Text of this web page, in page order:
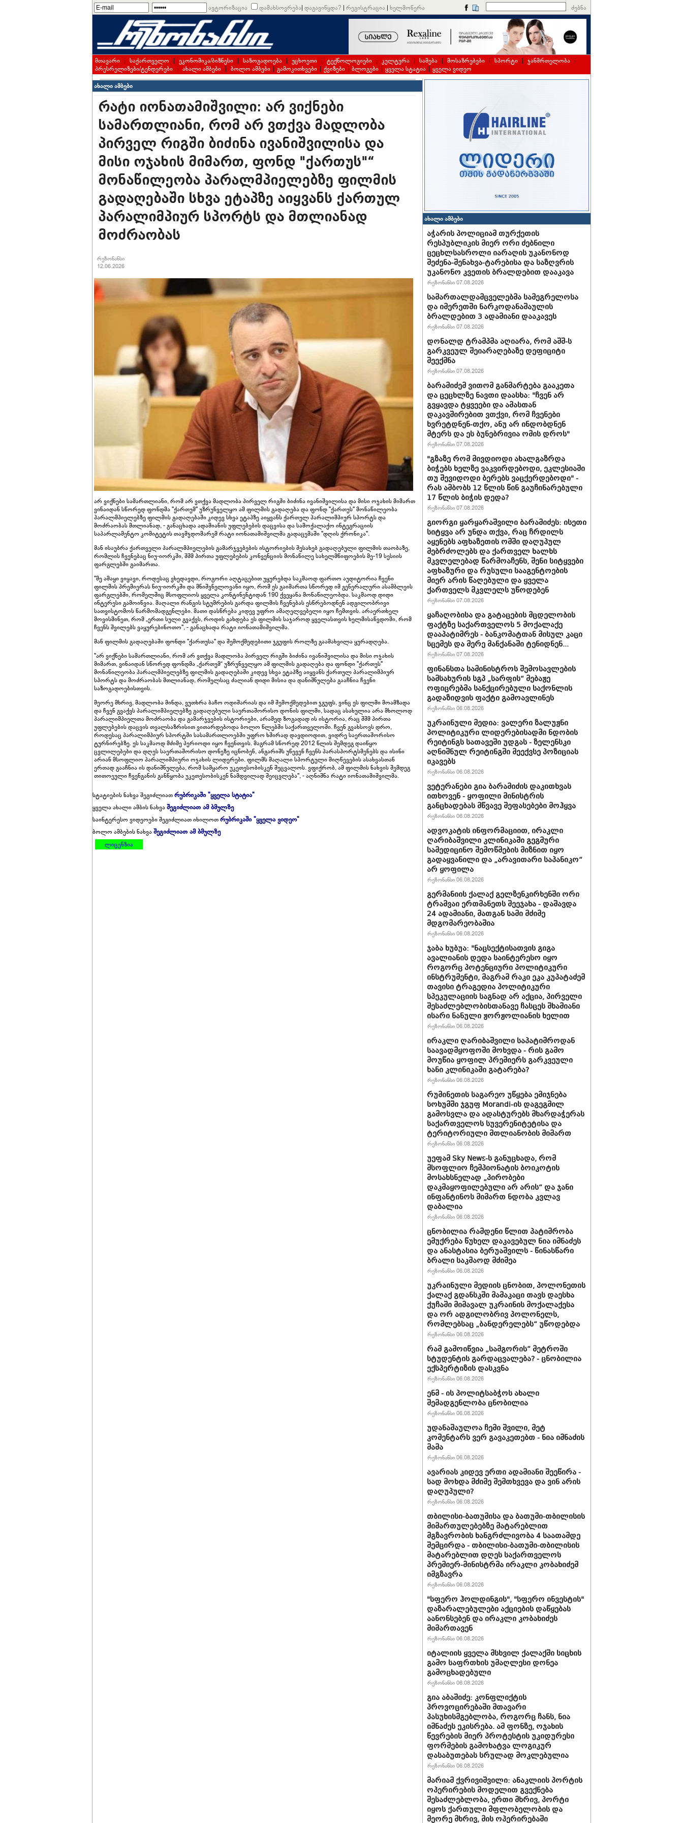
ავტორიზაცია დამახსოვრება| დაგავიწყდა? | რეგისტრაცია | ხელმოწერა ძებნა
მთავარი | საქართველო | ეკონომიკა/ბიზნესი | საზოგადოება | უცხოეთი | ტექნოლოგიები | კულტურა | სამება | მოსაზრებები | სპორტი | ჯანმრთელობა |
პრესრელიზები/ტენდერები | ახალი ამბები | ბოლო ამბები | გამოკითხვები | ქვიზები | ბლოგები | ყველა სტატია | ყველა ვიდეო
ახალი ამბები
რატი იონათამიშვილი: არ ვიქნები
სამართლიანი, რომ არ ვთქვა მადლობა
პირველ რიგში ბიძინა ივანიშვილისა და
მისი ოჯახის მიმართ, ფონდ "ქართუს"“
მონაწილეობა პარალმპიელებზე ფილმის
გადაღებაში სხვა ეტაპზე აიყვანს ქართულ
პარალიმპიურ სპორტს და მთლიანად
მოძრაობას
რეზონანსი
12.06.2026
არ ვიქნები სამართლიანი, რომ არ ვთქვა მადლობა პირველ რიგში ბიძინა ივანიშვილისა და მისი ოჯახის მიმართ
ვინაიდან სწორედ ფონდმა "ქართუმ" უზრუნველყო ამ ფილმის გადაღება და ფონდ "ქართუს" მონაწილეობა
პარალმპიელებზე ფილმის გადაღებაში კიდევ სხვა ეტაპზე აიყვანს ქართულ პარალიმპიურ სპორტს და
მოძრაობას მთლიანად, - განაცხადა ადამიანის უფლებების დაცვისა და სამოქალაქო ინტეგრაციის
საპარლამენტო კომიტეტის თავმჯდომარემ რატი იონათამიშვილმა გადაცემაში "დღის ქრონიკა".
მან ისაუბრა ქართველი პარალმპიელების გამარჯვებების ისტორიების შესახებ გადაღებული ფილმის თაობაზე,
რომლის ჩვენებაც ნიუ-იორკში, შშმ პირთა უფლებების კონვენციის მონაწილე სახელმწიფოების მე-19 სესიის
ფარგლებში გაიმართა.
"მე ამაყი ვიყავი, როდესაც ვხედავდი, როგორი აღტაცებით უყურებდა საკმაოდ ფართო აუდიტორია ჩვენი
ფილმის პრემიერას ნიუ-იორკში და მნიშვნელოვანი იყო, რომ ეს გაიმართა სწორედ იმ გენერალური ასამბლეის
ფარგლებში, რომელშიც მსოფლიოს ყველა კონტინენტიდან 190 ქვეყანა მონაწილეობდა. საკმაოდ დიდი
ინტერესი გამოიწვია. მაღალი რანგის სტუმრების გარდა ფილმის ჩვენებას ესწრებოდნენ ადგილობრივი
სათვისტომოს წარმომადგენლები. მათი დასწრება კიდევ უფრო ამაღელვებელი იყო ჩემთვის. არაერთხელ
მოვისმინეთ, რომ „ერთი სული გვაქვს, როდის გახდება ეს ფილმის საჯაროდ ყველასთვის ხელმისაწვდომი, რომ
ჩვენს შვილებს ვაყურებინოთო", - განაცხადა რატი იონათამიშვილმა.
მან ფილმის გადაღებაში ფონდი "ქართუსა" და შემოქმედებითი ჯგუფის როლზე გაამახვილა ყურადღება.
"არ ვიქნები სამართლიანი, რომ არ ვთქვა მადლობა პირველ რიგში ბიძინა ივანიშვილისა და მისი ოჯახის
მიმართ, ვინაიდან სწორედ ფონდმა „ქართუმ“ უზრუნველყო ამ ფილმის გადაღება და ფონდი "ქართუს"
მონაწილეობა პარალმპიელებზე ფილმის გადაღებაში კიდევ სხვა ეტაპზე აიყვანს ქართულ პარალიმპიურ
სპორტს და მოძრაობას მთლიანად, რომელსაც ძალიან დიდი მისია და დანიშნულება გააჩნია ჩვენი
საზოგადოებისთვის.
მეორე მხრივ, მადლობა მინდა, ვუთხრა ბაჩო ოდიშარიას და იმ შემოქმედებით ჯგუფს, ვინც ეს ფილმი მოამზადა
და ჩვენ გვაქვს პარალიმპიელებზე გადაღებული საერთაშორისო დონის ფილმი, სადაც ასახულია არა მხოლოდ
პარალიმპიელთა მოძრაობა და გამარჯვების ისტორიები, არამედ ზოგადად ის ისტორია, რაც შშმ პირთა
უფლებების დაცვის თვალსაზრისით ვითარდებოდა ბოლო წლებში საქართველოში. ჩვენ გვახსოვს დრო,
როდესაც პარალიმპიურ სპორტში სასამართლოებში უფრო ხშირად დავდიოდით, ვიდრე საერთაშორისო
ტურნირებზე. ეს საკმაოდ მძიმე პერიოდი იყო ჩვენთვის. მაგრამ სწორედ 2012 წლის შემდეგ დაიწყო
ცვლილებები და დღეს საერთაშორისო დონეზე იცნობენ, ანგარიშს უწევენ ჩვენს პარასპორტსმენებს და ისინი
არიან მსოფლიო პარალიმპიური ოჯახის ლიდერები. ფილმს მაღალი სპორტული მიღწევების ასახვასთან
ერთად გააჩნია ის დანიშნულება, რომ სამყარო უკეთესობისკენ შეცვალოს. ვფიქრობ, ამ ფილმის ნახვის შემდეგ
თითოეული ჩვენგანის განწყობა უკეთესობისკენ ნამდვილად შეიცვლება", - აღნიშნა რატი იონათამიშვილმა.
სტატიების ნახვა შეგიძლიათრუბრიკაში "ყველა სტატია"
ყველა ახალი ამბის ნახვაშეგიძლიათ ამ ბმულზე
საინტერესო ვიდეოები შეგიძლიათ იხილოთრუბრიკაში "ყველა ვიდეო"
ბოლო ამბების ნახვაშეგიძლიათ ამ ბმულზე
ლიცენზია
ახალი ამბები
აჭარის პოლიციამ თურქეთის
რესპუბლიკის მიერ ორი ძებნილი
ცეცხლსასროლი იარაღის უკანონოდ
შეძენა-შენახვა-ტარებისა და საზღვრის
უკანონო კვეთის ბრალდებით დააკავა
რეზონანსი 07.08.2026
სამართალდამცველებმა სამეგრელოსა
და იმერეთში ნარკოდანაშაულის
ბრალდებით 3 ადამიანი დააკავეს
რეზონანსი 07.08.2026
დონალდ ტრამპმა აღიარა, რომ აშშ-ს
გარკვეულ შეიარაღებაზე დეფიციტი
შეექმნა
რეზონანსი 07.08.2026
ბარამიძემ ვითომ განმარტება გააკეთა
და ცეცხლზე ნავთი დაასხა: "ჩვენ არ
გვყავდა ტყვეები და ამასთან
დაკავშირებით ვთქვი, რომ ჩვენები
ხვრეტდნენ-თქო, ანუ არ ინდობდნენ
მტერს და ეს ბუნებრივია ომის დროს"
რეზონანსი 07.08.2026
"გზაზე რომ მივდიოდი ახალგაზრდა
ბიჭებს ხელზე ვაკვირდებოდი, ეკლესიაში
თუ შევიდოდი ბერებს ვაცქერდებოდი" -
რას ამბობს 12 წლის წინ გაუჩინარებული
17 წლის ბიჭის დედა?
რეზონანსი 07.08.2026
გიორგი ყარყარაშვილი ბარამიძეს: ისეთი
სიტყვა არ უნდა თქვა, რაც ჩრდილს
აყენებს აფხაზეთის ომში დაღუპულ
მებრძოლებს და ქართველ ხალხს
მკვლელებად წარმოაჩენს, შენი სიტყვები
აფხაზური და რუსული სააგენტოების
მიერ არის წაღებული და ყველა
ქართველს მკვლელს უწოდებენ
რეზონანსი 07.08.2026
ყაჩაღობისა და გატაცების მცდელობის
ფაქტზე საქართველოს 5 მოქალაქე
დააპატიმრეს - ბანკომატთან მისულ კაცი
სცემეს და მერე მანქანაში ტენიდნენ...
რეზონანსი 07.08.2026
ფინანსთა სამინისტროს შემოსავლების
სამსახურის სგპ „სარფის“ მებაჟე
ოფიცრებმა სანქცირებული საქონლის
გადაზიდვის ფაქტი გამოავლინეს
რეზონანსი 06.08.2026
უკრაინული მედია: ვალერი ზალუჟნი
პოლიტიკური ლიდერებისადმი ნდობის
რეიტინგს სათავეში უდგას - ზელენსკი
აღნიშნულ რეიტინგში მეექვსე პოზიციას
იკავებს
რეზონანსი 06.08.2026
ვეტერანები გია ბარამიძის დაკითხვას
ითხოვენ - ყოფილი მინისტრის
განცხადებას მწვავე შეფასებები მოჰყვა
რეზონანსი 06.08.2026
ადვოკატის ინფორმაციით, ირაკლი
ღარიბაშვილი კლინიკაში გეგმური
სამედიცინო შემოწმების მიზნით იყო
გადაყვანილი და „არავითარი საპანიკო“
არ ყოფილა
რეზონანსი 06.08.2026
გერმანიის ქალაქ გელზენკირხენში ორი
ტრამვაი ერთმანეთს შეეჯახა - დაშავდა
24 ადამიანი, მათგან სამი მძიმე
მდგომარეობაშია
რეზონანსი 06.08.2026
ჯაბა ხუბუა: "ნაცსექტისათვის გიგა
ავალიანის დედა საინტერესო იყო
როგორც პოტენციური პოლიტიკური
ინსტრუმენტი, მაგრამ რაკი ეკა კუპატაძემ
თავისი ტრაგედია პოლიტიკური
სპეკულაციის საგნად არ აქცია, პირველი
შესაძლებლობისთანავე ჩასცეს შხამიანი
ისარი ნანული ჟორჟოლიანის ხელით
რეზონანსი 06.08.2026
ირაკლი ღარიბაშვილი საპატიმროდან
საავადმყოფოში მოხვდა - რის გამო
მოუწია ყოფილ პრემიერს გარკვეული
ხანი კლინიკაში გატარება?
რეზონანსი 06.08.2026
რუმინეთის საგარეო უწყება ემიჯნება
სოხუმში ჯგუფ Morandi-ის დაგეგმილ
გამოსვლა და ადასტურებს მხარდაჭერას
საქართველოს სუვერენიტეტისა და
ტერიტორიული მთლიანობის მიმართ
რეზონანსი 06.08.2026
უეფამ Sky News-ს განუცხადა, რომ
მსოფლიო ჩემპიონატის ბოიკოტის
მოსახსნელად „პირობები
დაკმაყოფილებული არ არის“ და ჯანი
ინფანტინოს მიმართ ნდობა კვლავ
დაბალია
რეზონანსი 06.08.2026
ცნობილია რამდენი წლით პატიმრობა
ემუქრება წუხელ დაკავებულ ნია იმნაძეს
და ანასტასია ბერუაშვილს - წინასწარი
ბრალი საკმაოდ მძიმეა
რეზონანსი 06.08.2026
უკრაინული მედიის ცნობით, პოლონეთის
ქალაქ გდანსკში მამაკაცი თავს დაესხა
ქუჩაში მიმავალ უკრაინის მოქალაქესა
და ორ ადგილობრივ პოლონელს,
რომლებსაც „ბანდერელებს“ უწოდებდა
რეზონანსი 06.08.2026
რამ გამოიწვია „სამგორის” მეტროში
სტუდენტის გარდაცვალება? - ცნობილია
ექსპერტიზის დასკვნა
რეზონანსი 06.08.2026
ენმ - ის პოლიტსაბჭოს ახალი
შემადგენლობა ცნობილია
რეზონანსი 06.08.2026
უდანაშაულოა ჩემი შვილი, მეტ
კომენტარს ვერ გავაკეთებთ - ნია იმნაძის
მამა
რეზონანსი 06.08.2026
ავარიას კიდევ ერთი ადამიანი შეეწირა -
სად მოხდა მძიმე შემთხვევა და ვინ არის
დაღუპული?
რეზონანსი 06.08.2026
თბილისი-ბათუმისა და ბათუმი-თბილისის
მიმართულებებზე მატარებლით
მგზავრობის ხანგრძლივობა 4 საათამდე
შემცირდა - თბილისი-ბათუმი-თბილისის
მატარებლით დღეს საქართველოს
პრემიერ-მინისტრმა ირაკლი კობახიძემ
იმგზავრა
რეზონანსი 06.08.2026
"სფერო ჰოლდინგის", "სფერო ინვესტის"
დაზარალებულები აქციების დაწყებას
აანონსებენ და ირაკლი კობახიძეს
მიმართავენ
რეზონანსი 06.08.2026
იტალიის ყველა მსხვილ ქალაქში სიცხის
გამო საფრთხის უმაღლესი დონეა
გამოცხადებული
რეზონანსი 06.08.2026
გია აბაშიძე: კონფლიქტის
პროვოცირებაში მთავარი
პასუხისმგებლობა, როგორც ჩანს, ნია
იმნაძეს ეკისრება. ამ ფონზე, ოჯახის
წევრების მიერ პროტესტის უკიდურესი
ფორმების გამოხატვა ლოგიკურ
დასაბუთებას სრულად მოკლებულია
რეზონანსი 06.08.2026
მარიამ ქვრივიშვილი: ანაკლიის პორტის
ოპერირების მოდელით გვექნება
შესაძლებლობა, ერთი მხრივ, პორტი
იყოს ქართული მფლობელობის და
მეორე მხრივ, მის ოპერირებაში